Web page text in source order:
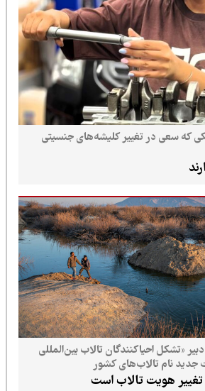
سعی در تغییر کلیشه‌های جنسیتی
احیاکنندگان تالاب بین‌المللی
هویت تالاب است